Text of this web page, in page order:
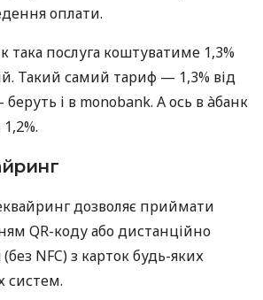
оплати.
така послуга коштуватиме 1,3%
Такий самий тариф — 1,3% від
і в monobank. А ось в àбанк
дозволяє приймати
QR-коду або дистанційно
NFC) з карток будь-яких
систем.